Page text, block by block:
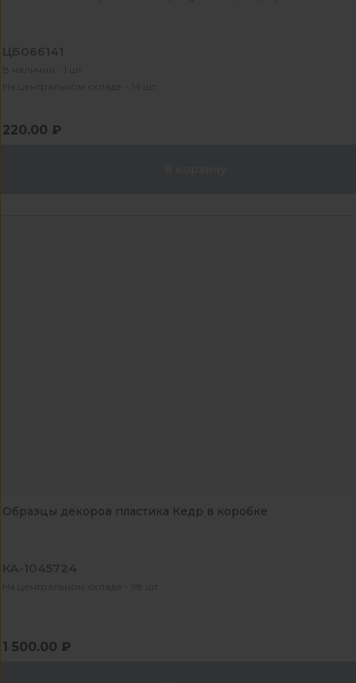
ЦБ066141
В наличии - 1 шт
На центральном складе - 14 шт
220.00 ₽
Образцы декоров пластика Кедр в коробке
КА-1045724
На центральном складе - 98 шт
1 500.00 ₽